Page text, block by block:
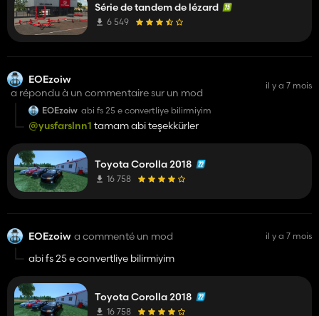
Série de tandem de lézard
6 549
EOEzoiw
a répondu à un commentaire sur un mod
il y a 7 mois
EOEzoiw abi fs 25 e convertliye bilirmiyim
@yusfarslnn1 tamam abi teşekkürler
Toyota Corolla 2018
16 758
EOEzoiw a commenté un mod il y a 7 mois
abi fs 25 e convertliye bilirmiyim
Toyota Corolla 2018
16 758